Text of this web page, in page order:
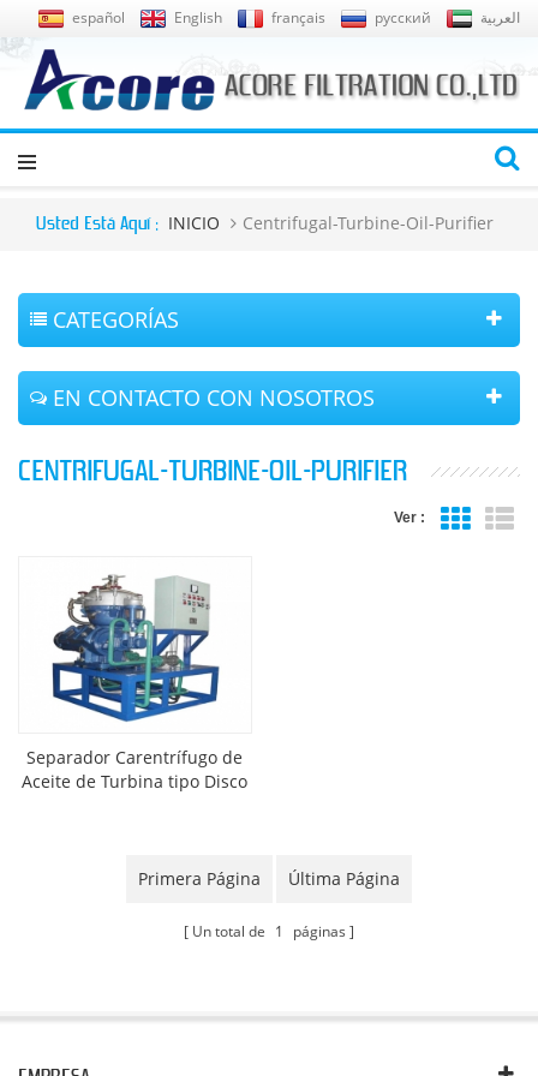
español English français русский العربية
Usted Está Aquí : INICIO Centrifugal-Turbine-Oil-Purifier
CATEGORÍAS
EN CONTACTO CON NOSOTROS
CENTRIFUGAL-TURBINE-OIL-PURIFIER
Ver :
Separador Carentrífugo de
Aceite de Turbina tipo Disco
Primera Página Última Página
Un total de 1 páginas